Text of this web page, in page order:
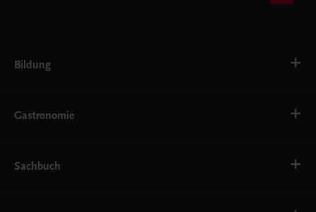
Bildung
AHS
EWF/ZWF
FW
Gastronomie
Getränke
Sachbuch